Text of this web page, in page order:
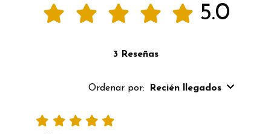
5.0
3 Reseñas
Ordenar por: Recién llegados